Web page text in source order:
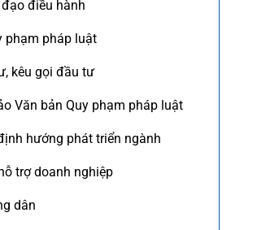
điều hành
phạm pháp luật
kêu gọi đầu tư
Văn bản Quy phạm pháp luật
hướng phát triển ngành
trợ doanh nghiệp
dân